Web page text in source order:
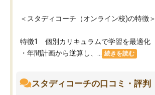
＜スタディコーチ（オンライン校)の特徴＞
特徴1 個別カリキュラムで学習を最適化
・年間計画から逆算し、...
続きを読む
スタディコーチの口コミ・評判